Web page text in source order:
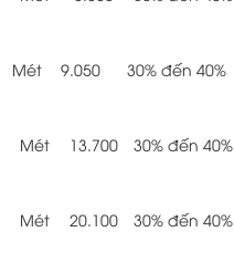
Mét 9.050 30% đến 40%
Mét 13.700 30% đến 40%
Mét 20.100 30% đến 40%